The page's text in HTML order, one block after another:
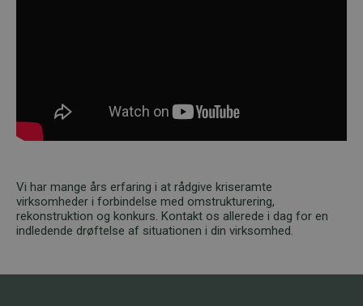
Vi har mange års erfaring i at rådgive kriseramte
virksomheder i forbindelse med omstrukturering,
rekonstruktion og konkurs. Kontakt os allerede i dag for en
indledende drøftelse af situationen i din virksomhed.